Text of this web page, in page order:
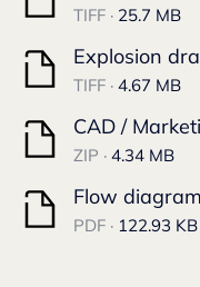
TIFF · 25.7 MB
Explosion
TIFF · 4.67 MB
CAD /
ZIP · 4.34 MB
Flow diagram
PDF · 122.93 KB